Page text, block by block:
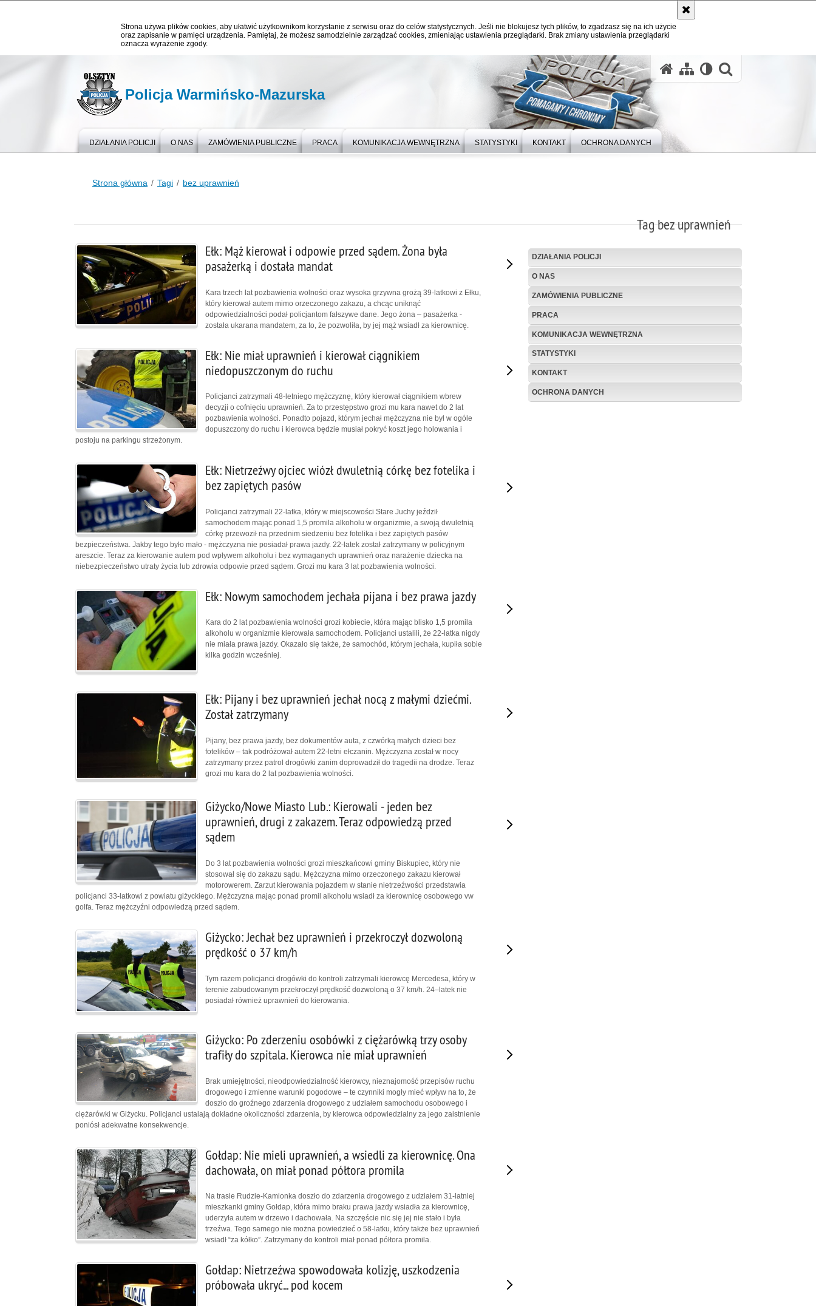
Strona używa plików cookies, aby ułatwić użytkownikom korzystanie z serwisu oraz do celów statystycznych. Jeśli nie blokujesz tych plików, to zgadzasz się na ich użycie
oraz zapisanie w pamięci urządzenia. Pamiętaj, że możesz samodzielnie zarządzać cookies, zmieniając ustawienia przeglądarki. Brak zmiany ustawienia przeglądarki
oznacza wyrażenie zgody.
Policja Warmińsko-Mazurska
DZIAŁANIA POLICJI O NAS ZAMÓWIENIA PUBLICZNE PRACA KOMUNIKACJA WEWNĘTRZNA STATYSTYKI KONTAKT OCHRONA DANYCH
Strona główna Tagi bez uprawnień
Tag bez uprawnień
DZIAŁANIA POLICJI
O NAS
ZAMÓWIENIA PUBLICZNE
PRACA
KOMUNIKACJA WEWNĘTRZNA
STATYSTYKI
KONTAKT
OCHRONA DANYCH
Ełk: Mąż kierował i odpowie przed sądem. Żona była
pasażerką i dostała mandat
Kara trzech lat pozbawienia wolności oraz wysoka grzywna grożą 39-latkowi z Ełku,
który kierował autem mimo orzeczonego zakazu, a chcąc uniknąć
odpowiedzialności podał policjantom fałszywe dane. Jego żona – pasażerka -
została ukarana mandatem, za to, że pozwoliła, by jej mąż wsiadł za kierownicę.
Ełk: Nie miał uprawnień i kierował ciągnikiem
niedopuszczonym do ruchu
Policjanci zatrzymali 48-letniego mężczyznę, który kierował ciągnikiem wbrew
decyzji o cofnięciu uprawnień. Za to przestępstwo grozi mu kara nawet do 2 lat
pozbawienia wolności. Ponadto pojazd, którym jechał mężczyzna nie był w ogóle
dopuszczony do ruchu i kierowca będzie musiał pokryć koszt jego holowania i
postoju na parkingu strzeżonym.
Ełk: Nietrzeźwy ojciec wiózł dwuletnią córkę bez fotelika i
bez zapiętych pasów
Policjanci zatrzymali 22-latka, który w miejscowości Stare Juchy jeździł
samochodem mając ponad 1,5 promila alkoholu w organizmie, a swoją dwuletnią
córkę przewoził na przednim siedzeniu bez fotelika i bez zapiętych pasów
bezpieczeństwa. Jakby tego było mało - mężczyzna nie posiadał prawa jazdy. 22-latek został zatrzymany w policyjnym
areszcie. Teraz za kierowanie autem pod wpływem alkoholu i bez wymaganych uprawnień oraz narażenie dziecka na
niebezpieczeństwo utraty życia lub zdrowia odpowie przed sądem. Grozi mu kara 3 lat pozbawienia wolności.
Ełk: Nowym samochodem jechała pijana i bez prawa jazdy
Kara do 2 lat pozbawienia wolności grozi kobiecie, która mając blisko 1,5 promila
alkoholu w organizmie kierowała samochodem. Policjanci ustalili, że 22-latka nigdy
nie miała prawa jazdy. Okazało się także, że samochód, którym jechała, kupiła sobie
kilka godzin wcześniej.
Ełk: Pijany i bez uprawnień jechał nocą z małymi dziećmi.
Został zatrzymany
Pijany, bez prawa jazdy, bez dokumentów auta, z czwórką małych dzieci bez
fotelików – tak podróżował autem 22-letni ełczanin. Mężczyzna został w nocy
zatrzymany przez patrol drogówki zanim doprowadził do tragedii na drodze. Teraz
grozi mu kara do 2 lat pozbawienia wolności.
Giżycko/Nowe Miasto Lub.: Kierowali - jeden bez
uprawnień, drugi z zakazem. Teraz odpowiedzą przed
sądem
Do 3 lat pozbawienia wolności grozi mieszkańcowi gminy Biskupiec, który nie
stosował się do zakazu sądu. Mężczyzna mimo orzeczonego zakazu kierował
motorowerem. Zarzut kierowania pojazdem w stanie nietrzeźwości przedstawia
policjanci 33-latkowi z powiatu giżyckiego. Mężczyzna mając ponad promil alkoholu wsiadł za kierownicę osobowego vw
golfa. Teraz mężczyźni odpowiedzą przed sądem.
Giżycko: Jechał bez uprawnień i przekroczył dozwoloną
prędkość o 37 km/h
Tym razem policjanci drogówki do kontroli zatrzymali kierowcę Mercedesa, który w
terenie zabudowanym przekroczył prędkość dozwoloną o 37 km/h. 24–latek nie
posiadał również uprawnień do kierowania.
Giżycko: Po zderzeniu osobówki z ciężarówką trzy osoby
trafiły do szpitala. Kierowca nie miał uprawnień
Brak umiejętności, nieodpowiedzialność kierowcy, nieznajomość przepisów ruchu
drogowego i zmienne warunki pogodowe – te czynniki mogły mieć wpływ na to, że
doszło do groźnego zdarzenia drogowego z udziałem samochodu osobowego i
ciężarówki w Giżycku. Policjanci ustalają dokładne okoliczności zdarzenia, by kierowca odpowiedzialny za jego zaistnienie
poniósł adekwatne konsekwencje.
Gołdap: Nie mieli uprawnień, a wsiedli za kierownicę. Ona
dachowała, on miał ponad półtora promila
Na trasie Rudzie-Kamionka doszło do zdarzenia drogowego z udziałem 31-latniej
mieszkanki gminy Gołdap, która mimo braku prawa jazdy wsiadła za kierownicę,
uderzyła autem w drzewo i dachowała. Na szczęście nic się jej nie stało i była
trzeźwa. Tego samego nie można powiedzieć o 58-latku, który także bez uprawnień
wsiadł “za kółko”. Zatrzymany do kontroli miał ponad półtora promila.
Gołdap: Nietrzeźwa spowodowała kolizję, uszkodzenia
próbowała ukryć... pod kocem